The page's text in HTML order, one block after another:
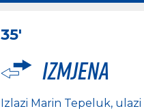
35'
Izmjena
Izlazi Marin Tepeluk, ulazi